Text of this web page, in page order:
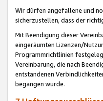
Wir dürfen angefallene und
sicherzustellen, dass der
Mit Beendigung dieser
eingeräumten Lizenzen/
Programmrichtlinien
Vereinbarung, die nach
entstandenen
begangen wurde.